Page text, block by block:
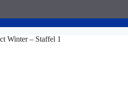
Winter – Staffel 1